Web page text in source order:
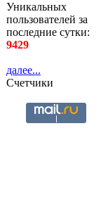
Уникальных
пользователей за
последние сутки:
9429
далее...
Счетчики